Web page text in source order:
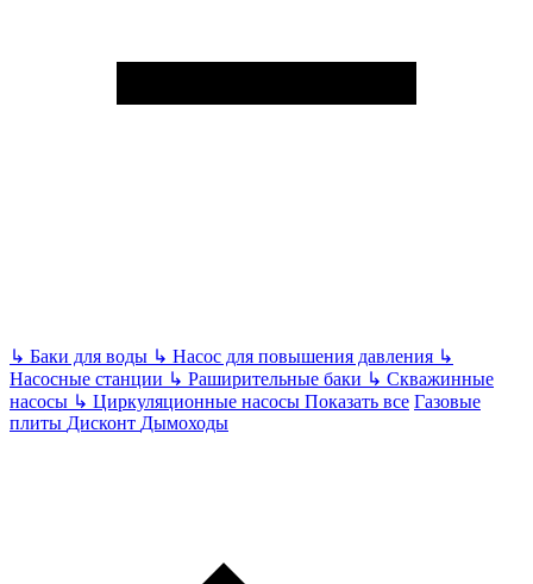
↳ Баки для воды ↳ Насос для повышения давления ↳
Насосные станции ↳ Раширительные баки ↳ Скважинные
насосы ↳ Циркуляционные насосы Показать все Газовые
плиты Дисконт Дымоходы